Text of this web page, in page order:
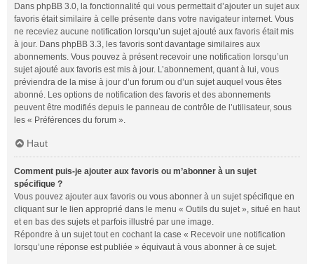
Dans phpBB 3.0, la fonctionnalité qui vous permettait d’ajouter un sujet aux
favoris était similaire à celle présente dans votre navigateur internet. Vous
ne receviez aucune notification lorsqu’un sujet ajouté aux favoris était mis
à jour. Dans phpBB 3.3, les favoris sont davantage similaires aux
abonnements. Vous pouvez à présent recevoir une notification lorsqu’un
sujet ajouté aux favoris est mis à jour. L’abonnement, quant à lui, vous
préviendra de la mise à jour d’un forum ou d’un sujet auquel vous êtes
abonné. Les options de notification des favoris et des abonnements
peuvent être modifiés depuis le panneau de contrôle de l’utilisateur, sous
les « Préférences du forum ».
Haut
Comment puis-je ajouter aux favoris ou m’abonner à un sujet
spécifique ?
Vous pouvez ajouter aux favoris ou vous abonner à un sujet spécifique en
cliquant sur le lien approprié dans le menu « Outils du sujet », situé en haut
et en bas des sujets et parfois illustré par une image.
Répondre à un sujet tout en cochant la case « Recevoir une notification
lorsqu’une réponse est publiée » équivaut à vous abonner à ce sujet.